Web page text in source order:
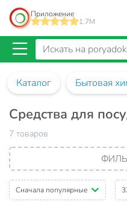
Приложение
1.7M
Каталог Бытовая
Средства для
7 товаров
Сначала популярные